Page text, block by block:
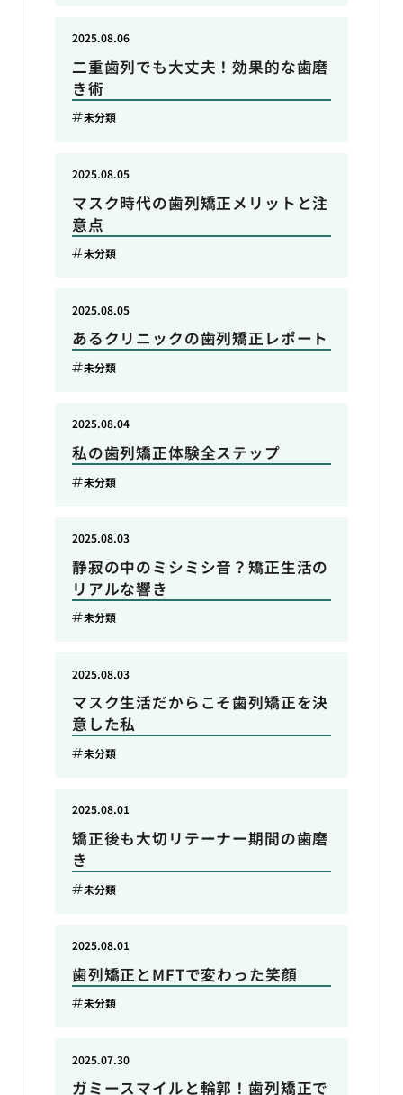
二重歯列でも大丈夫！効果的な歯磨
き術
2025.08.06
未分類
マスク時代の歯列矯正メリットと注
意点
2025.08.05
未分類
あるクリニックの歯列矯正レポート
2025.08.05
未分類
私の歯列矯正体験全ステップ
2025.08.04
未分類
静寂の中のミシミシ音？矯正生活の
リアルな響き
2025.08.03
未分類
マスク生活だからこそ歯列矯正を決
意した私
2025.08.03
未分類
矯正後も大切リテーナー期間の歯磨
き
2025.08.01
未分類
歯列矯正とMFTで変わった笑顔
2025.08.01
未分類
ガミースマイルと輪郭！歯列矯正で
2025.07.30